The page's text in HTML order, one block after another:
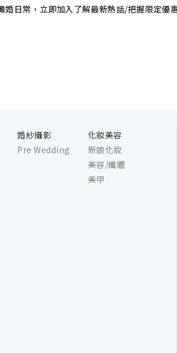
日常，立即加入了解最新熱話/把握限定優惠
婚紗攝影
Pre Wedding
化妝美容
新娘化妝
美容/纖體
美甲